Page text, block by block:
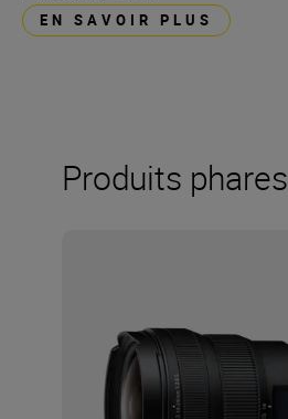
EN SAVOIR PLUS
Produits phares